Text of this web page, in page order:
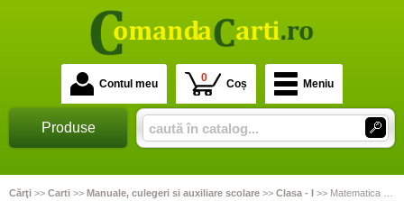
Contul meu 0 Coș Meniu
Produse
Cărţi >> Carti >> Manuale, culegeri si auxiliare scolare >> Clasa - I >> Matematica si explorarea mediului-Manual clasa I, semestrul I